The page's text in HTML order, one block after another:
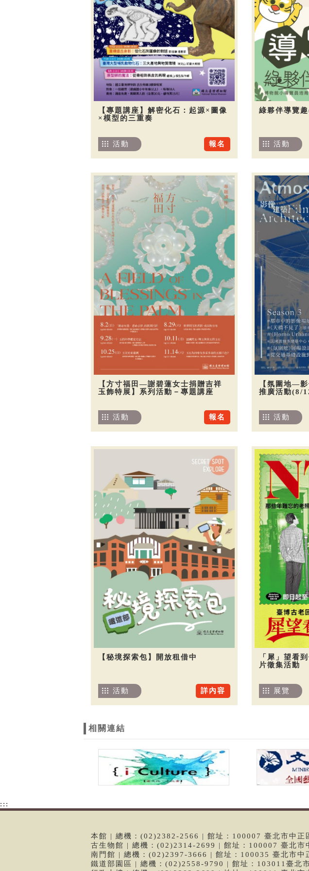
【專題講座】解密化石：起源×圖像
×模型的三重奏
報名
活動
綠夥伴導覽
活動
【方寸福田—謝碧蓮女士捐贈吉祥
玉飾特展】系列活動－專題講座
報名
活動
【氛圍地—
推廣活動(8/
活動
【秘境探索包】開放租借中
詳內容
活動
「犀」望看
片徵集活動
展覽
相關連結
:::
本館 | 總機：(02)2382-2566 | 館址：100007 臺北市中正
古生物館 | 總機：(02)2314-2699 | 館址：100007 臺北市
南門館 | 總機：(02)2397-3666 | 館址：100035 臺北市中
鐵道部園區 | 總機：(02)2558-9790 | 館址：103011臺北